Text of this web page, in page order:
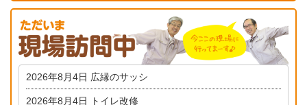
2026年8月4日 広縁のサッシ
2026年8月4日 トイレ改修